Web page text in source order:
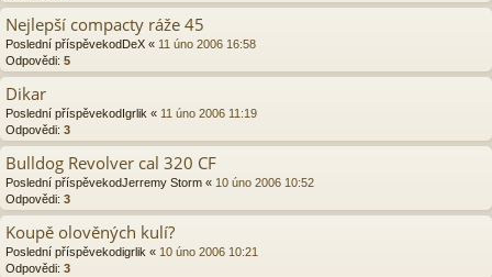
Nejlepší compacty ráže 45
Poslední příspěvekod DeX « 11 úno 2006 16:58
Odpovědi: 5
Dikar
Poslední příspěvekod Igrlik « 11 úno 2006 11:19
Odpovědi: 3
Bulldog Revolver cal 320 CF
Poslední příspěvekodJerremy Storm « 10 úno 2006 10:52
Odpovědi: 3
Koupě olověných kulí?
Poslední příspěvekodigrlik « 10 úno 2006 10:21
Odpovědi: 3